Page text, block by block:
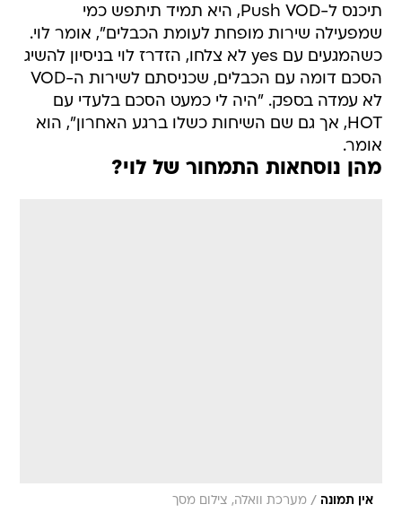
תיכנס ל-Push VOD, היא תמיד תיתפש כמי
שמפעילה שירות מופחת לעומת הכבלים", אומר לוי.
כשהמגעים עם yes לא צלחו, הזדרז לוי בניסיון להשיג
הסכם דומה עם הכבלים, שכניסתם לשירות ה-VOD
לא עמדה בספק. "היה לי כמעט הסכם בלעדי עם
HOT, אך גם שם השיחות כשלו ברגע האחרון", הוא
אומר.
מהן נוסחאות התמחור של לוי?
אין תמונה / מערכת וואלה, צילום מסך